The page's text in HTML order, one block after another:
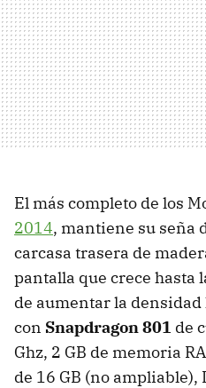
El más completo de los
2014, mantiene su seña
carcasa trasera de
pantalla que crece hasta
de aumentar la densidad
con Snapdragon 801 de
Ghz, 2 GB de memoria
de 16 GB (no ampliable),